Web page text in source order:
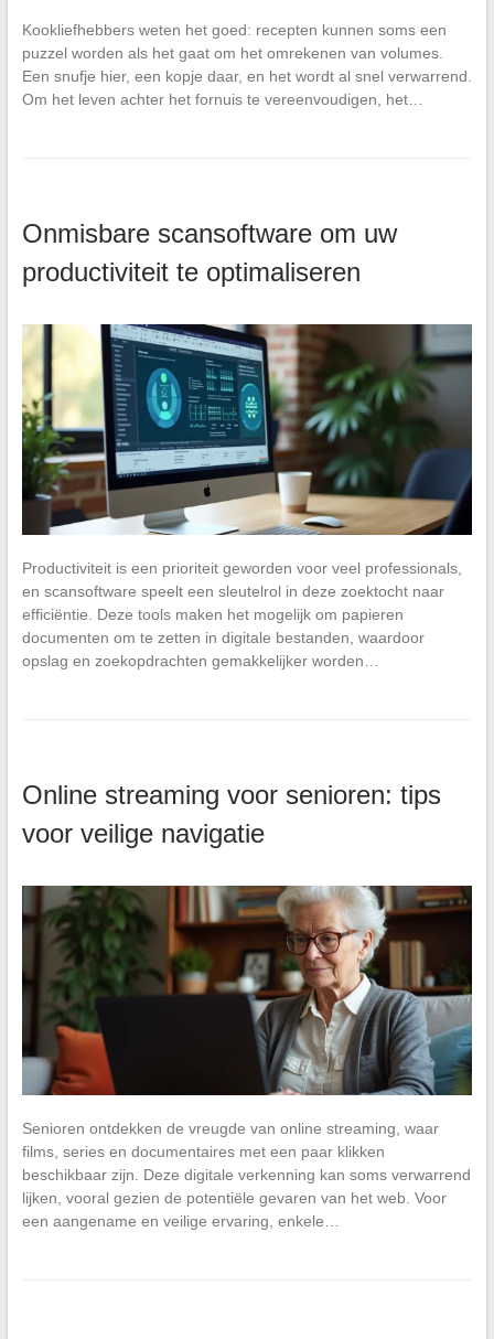
Kookliefhebbers weten het goed: recepten kunnen soms een
puzzel worden als het gaat om het omrekenen van volumes.
Een snufje hier, een kopje daar, en het wordt al snel verwarrend.
Om het leven achter het fornuis te vereenvoudigen, het…
Onmisbare scansoftware om uw
productiviteit te optimaliseren
Productiviteit is een prioriteit geworden voor veel professionals,
en scansoftware speelt een sleutelrol in deze zoektocht naar
efficiëntie. Deze tools maken het mogelijk om papieren
documenten om te zetten in digitale bestanden, waardoor
opslag en zoekopdrachten gemakkelijker worden…
Online streaming voor senioren: tips
voor veilige navigatie
Senioren ontdekken de vreugde van online streaming, waar
films, series en documentaires met een paar klikken
beschikbaar zijn. Deze digitale verkenning kan soms verwarrend
lijken, vooral gezien de potentiële gevaren van het web. Voor
een aangename en veilige ervaring, enkele…